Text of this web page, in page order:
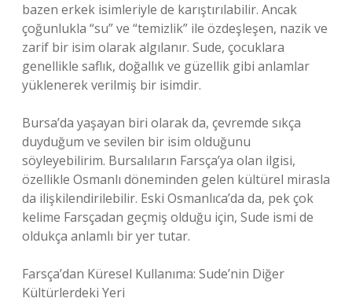
bazen erkek isimleriyle de karıştırılabilir. Ancak
çoğunlukla “su” ve “temizlik” ile özdeşleşen, nazik ve
zarif bir isim olarak algılanır. Sude, çocuklara
genellikle saflık, doğallık ve güzellik gibi anlamlar
yüklenerek verilmiş bir isimdir.
Bursa’da yaşayan biri olarak da, çevremde sıkça
duyduğum ve sevilen bir isim olduğunu
söyleyebilirim. Bursalıların Farsça’ya olan ilgisi,
özellikle Osmanlı döneminden gelen kültürel mirasla
da ilişkilendirilebilir. Eski Osmanlıca’da da, pek çok
kelime Farsçadan geçmiş olduğu için, Sude ismi de
oldukça anlamlı bir yer tutar.
Farsça’dan Küresel Kullanıma: Sude’nin Diğer
Kültürlerdeki Yeri